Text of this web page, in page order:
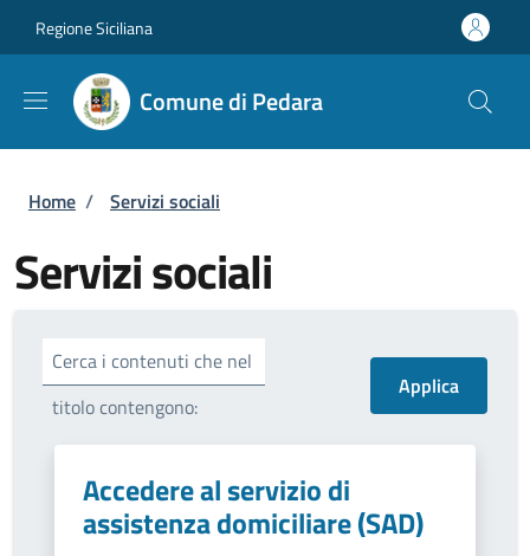
Regione Siciliana
Comune di Pedara
Briciole di pane
Home / Servizi sociali
Servizi sociali
Cerca i contenuti che nel
titolo contengono:
Accedere al servizio di
assistenza domiciliare (SAD)